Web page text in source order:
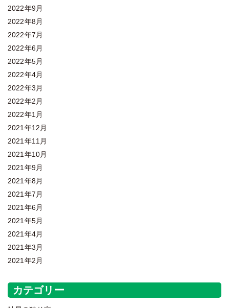
2022年9月
2022年8月
2022年7月
2022年6月
2022年5月
2022年4月
2022年3月
2022年2月
2022年1月
2021年12月
2021年11月
2021年10月
2021年9月
2021年8月
2021年7月
2021年6月
2021年5月
2021年4月
2021年3月
2021年2月
カテゴリー